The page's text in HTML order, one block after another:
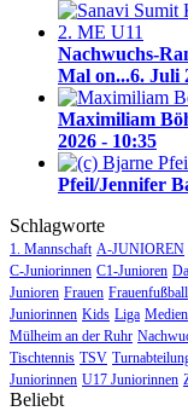
Nachwuchs-
Mal on...6. Juli
Maximiliam
2026 - 10:35
Pfeil/Jennifer
Schlagworte
1. Mannschaft A-JUNIOREN
C-Juniorinnen C1-Junioren
Junioren Frauen Frauenfußball
Juniorinnen Kids Liga Medien
Mülheim an der Ruhr
Tischtennis TSV
Juniorinnen U17 Juniorinnen
Beliebt